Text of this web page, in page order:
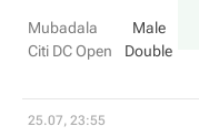
Mubadala
Citi DC Open
Male
Double
25.07, 23:55